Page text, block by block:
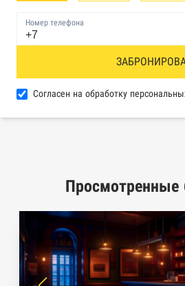
банкротстве физических лиц
Реестр товарных знаков и
Роспатента
ценных бумаг
Росздравнадзор,
Роспотребнадзор,
Ростехнадзор
Номер телефона
Согласен на обработку
Просмотренные